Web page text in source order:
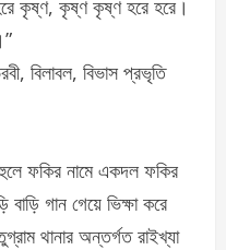
কৃষ্ণ, কৃষ্ণ কৃষ্ণ হরে হরে।
বিলাবল, বিভাস প্রভৃতি
ফকির নামে একদল ফকির
বাড়ি গান গেয়ে ভিক্ষা করে
থানার অন্তর্গত রাইখ্যা